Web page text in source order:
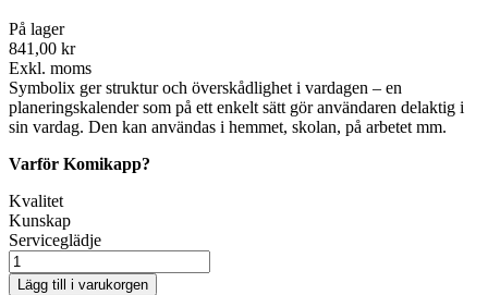
På lager
841,00 kr
Exkl. moms
Symbolix ger struktur och överskådlighet i vardagen – en
planeringskalender som på ett enkelt sätt gör användaren delaktig i
sin vardag. Den kan användas i hemmet, skolan, på arbetet mm.
Varför Komikapp?
Kvalitet
Kunskap
Serviceglädje
Lägg till i varukorgen